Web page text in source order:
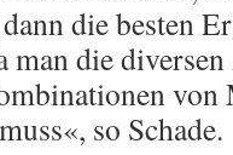
die besten
man die
von
so Schade.